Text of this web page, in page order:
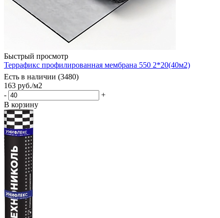
Быстрый просмотр
Террафикс профилированная мембрана 550 2*20(40м2)
Есть в наличии (3480)
163 руб./м2
-
+
В корзину